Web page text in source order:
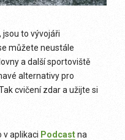
to vývojáři
můžete neustále
a další sportoviště
alternativy pro
cvičení zdar a užijte si
v aplikaci Podcastna